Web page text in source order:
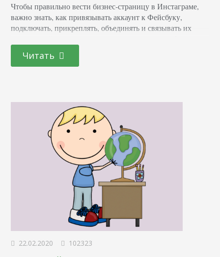
Чтобы правильно вести бизнес-страницу в Инстаграме,
важно знать, как привязывать аккаунт к Фейсбуку,
подключать, прикреплять, объединять и связывать их
и Facebook, синхронизировать привязку и почему
синхронизация профилей может не получаться.
позволяет:…
Читать
22.02.2020 102323